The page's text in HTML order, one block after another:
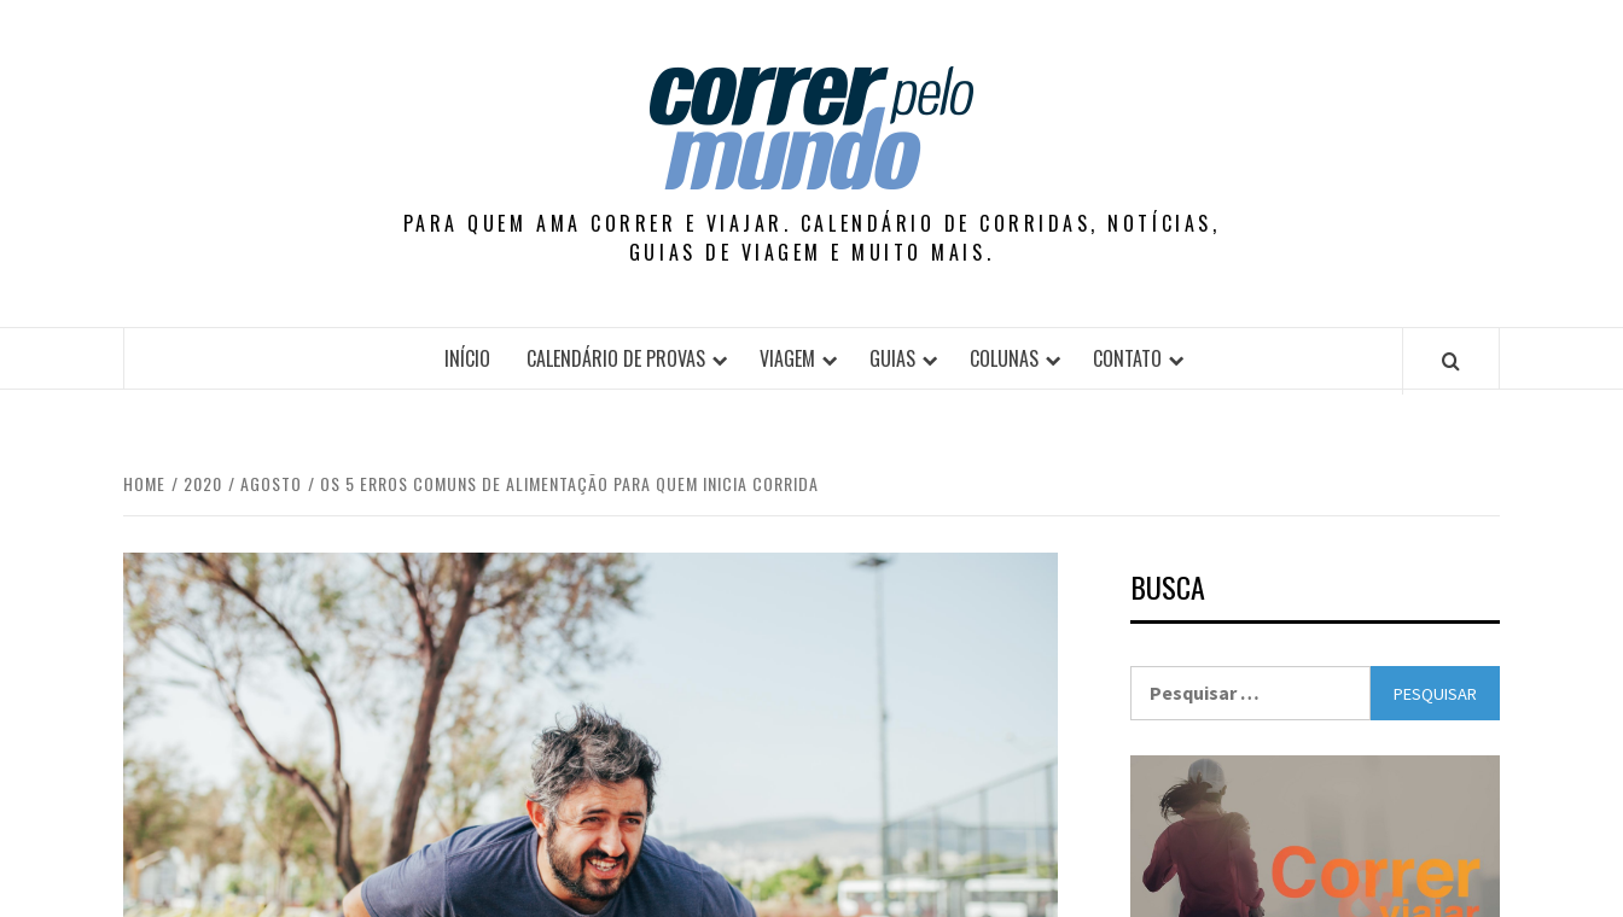
PARA QUEM AMA CORRER E VIAJAR. CALENDÁRIO DE CORRIDAS, NOTÍCIAS,
GUIAS DE VIAGEM E MUITO MAIS.
INÍCIO CALENDÁRIO DE PROVAS VIAGEM GUIAS COLUNAS CONTATO
HOME 2020 AGOSTO OS 5 ERROS COMUNS DE ALIMENTAÇÃO PARA QUEM INICIA CORRIDA
BUSCA